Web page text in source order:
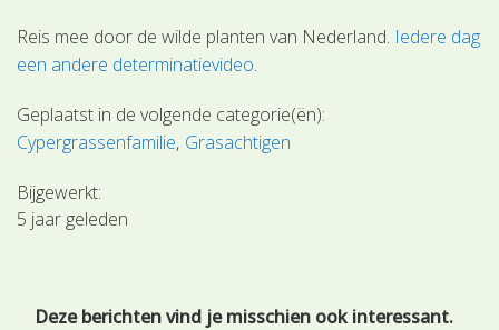
Reis mee door de wilde planten van Nederland. Iedere dag
een andere determinatievideo.
Geplaatst in de volgende categorie(ën):
Cypergrassenfamilie Grasachtigen
Bijgewerkt:
5 jaar geleden
Deze berichten vind je misschien ook interessant.